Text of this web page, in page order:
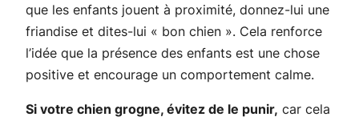
que les enfants jouent à proximité, donnez-lui une
friandise et dites-lui « bon chien ». Cela renforce
l’idée que la présence des enfants est une chose
positive et encourage un comportement calme.
Si votre chien grogne, évitez de le punir, car cela